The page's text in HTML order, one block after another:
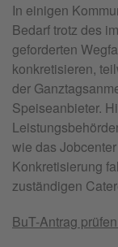
In einigen
Bedarf trotz des im
geforderten
konkretisieren,
der
Speiseanbieter.
wie das
Konkretisierung
zuständigen
BuT-Antrag